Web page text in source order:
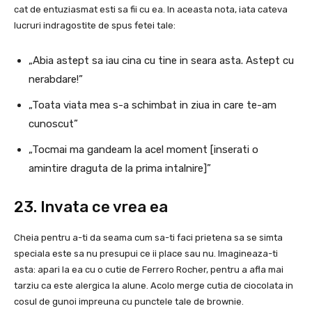
cat de entuziasmat esti sa fii cu ea. In aceasta nota, iata cateva
lucruri indragostite de spus fetei tale:
„Abia astept sa iau cina cu tine in seara asta. Astept cu
nerabdare!”
„Toata viata mea s-a schimbat in ziua in care te-am
cunoscut”
„Tocmai ma gandeam la acel moment [inserati o
amintire draguta de la prima intalnire]”
23. Invata ce vrea ea
Cheia pentru a-ti da seama cum sa-ti faci prietena sa se simta
speciala este sa nu presupui ce ii place sau nu. Imagineaza-ti
asta: apari la ea cu o cutie de Ferrero Rocher, pentru a afla mai
tarziu ca este alergica la alune. Acolo merge cutia de ciocolata in
cosul de gunoi impreuna cu punctele tale de brownie.